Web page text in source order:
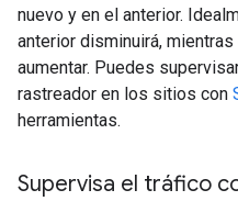
nuevo y en el anterior.
anterior disminuirá,
aumentar. Puedes
rastreador en los sitios con
herramientas.
Supervisa el tráfico